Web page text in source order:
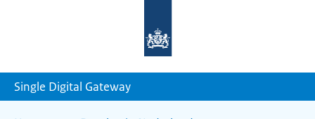
homepage
Single Digital Gateway